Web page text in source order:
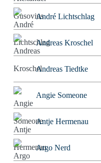
André Lichtschlag
Andreas Kroschel
Andreas Tiedtke
Angie Someone
Antje Hermenau
Argo Nerd